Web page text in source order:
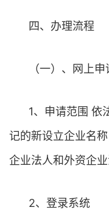
四、办理流程
（一）、网上申
1、申请范围 依
记的新设立企业名
企业法人和外资企业
2、登录系统